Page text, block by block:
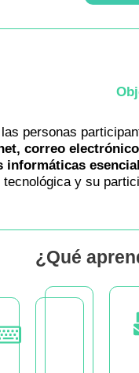
personas
correo
informáticas
tecnológica y su
¿Qué